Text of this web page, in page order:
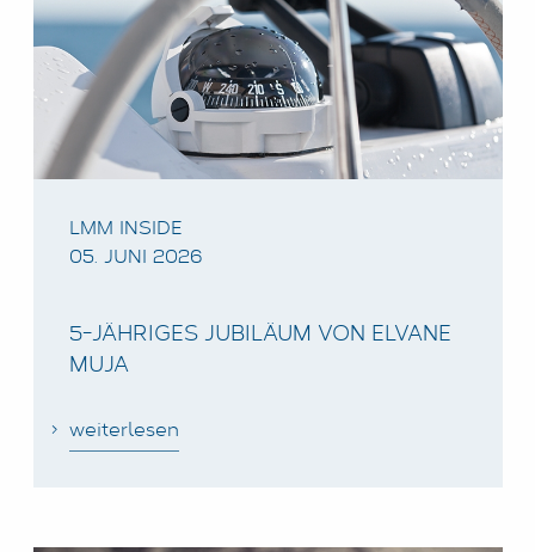
LMM INSIDE
05. JUNI 2026
5-JÄHRIGES JUBILÄUM VON ELVANE
MUJA
weiterlesen